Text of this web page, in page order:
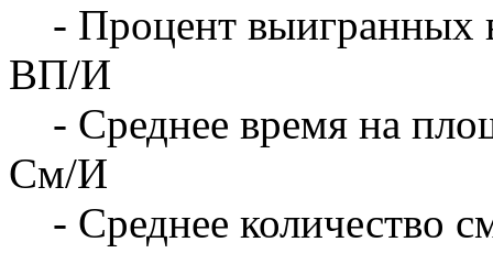
- Процент выигранных
ВП/И
- Среднее время на
См/И
- Среднее количество